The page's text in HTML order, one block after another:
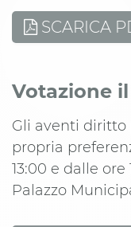
SCARICA
Votazione
Gli aventi diritto
propria
13:00 e dalle ore
Palazzo